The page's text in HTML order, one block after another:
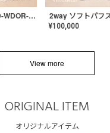
スレンダードレス〈PD-WDOR-2110〉
¥100,000
View more
ORIGINAL ITEM
オリジナルアイテム